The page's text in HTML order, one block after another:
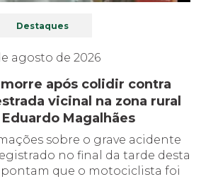
Destaques
agosto de 2026
após colidir contra
vicinal na zona rural
Magalhães
sobre o grave acidente
no final da tarde desta
que o motociclista foi